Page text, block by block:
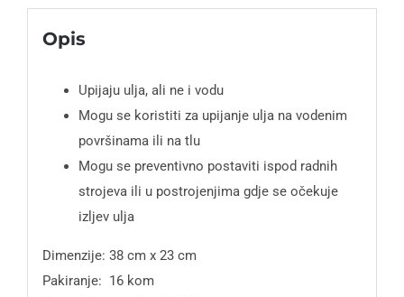
Opis
Upijaju ulja, ali ne i vodu
Mogu se koristiti za upijanje ulja na vodenim
površinama ili na tlu
Mogu se preventivno postaviti ispod radnih
strojeva ili u postrojenjima gdje se očekuje
izljev ulja
Dimenzije: 38 cm x 23 cm
Pakiranje: 16 kom